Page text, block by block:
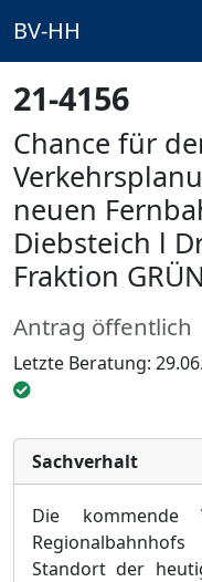
BV-HH
21-4156
Chance für
neuen
Diebsteich l
Fraktion
Antrag öffentlich
Letzte Beratung:
Sachverhalt
Die kommende
Standort der